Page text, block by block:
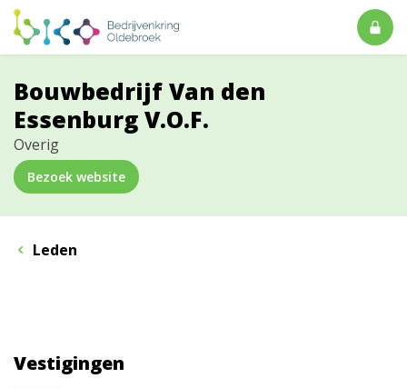
Bouwbedrijf Van den
Essenburg V.O.F.
Overig
Bezoek website
Leden
Vestigingen